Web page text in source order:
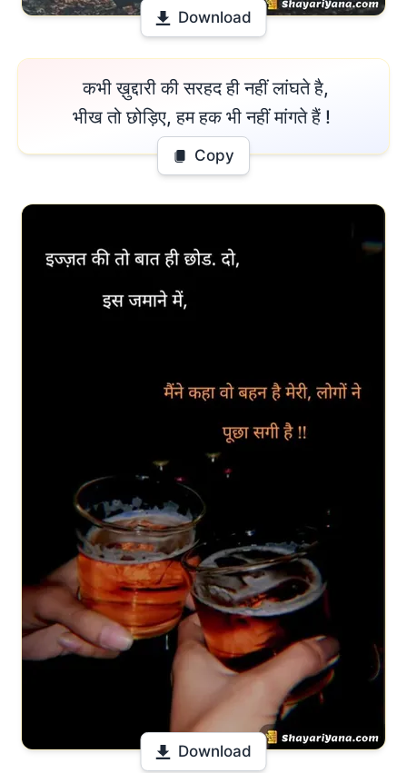
Download
कभी ख़ुद्दारी की सरहद ही नहीं लांघते है,
भीख तो छोड़िए, हम हक भी नहीं मांगते हैं !
Copy
Download